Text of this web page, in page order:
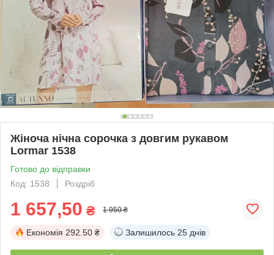
Жіноча нічна сорочка з довгим рукавом
Lormar 1538
Готово до відправки
Код: 1538
Роздріб
1 657,50 ₴ 1 950 ₴
Економія 292.50 ₴ Залишилось 25 днів